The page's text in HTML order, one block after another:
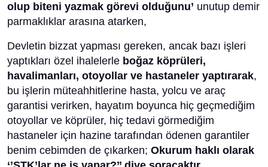
olup biteni yazmak görevi olduğunu’ unutup demir
parmaklıklar arasına atarken,
Devletin bizzat yapması gereken, ancak bazı işleri
yaptıkları özel ihalelerle boğaz köprüleri,
havalimanları, otoyollar ve hastaneler yaptırarak,
bu işlerin müteahhitlerine hasta, yolcu ve araç
garantisi verirken, hayatım boyunca hiç geçmediğim
otoyollar ve köprüler, hiç tedavi görmediğim
hastaneler için hazine tarafından ödenen garantiler
benim cebimden de çıkarken; Okurum haklı olarak